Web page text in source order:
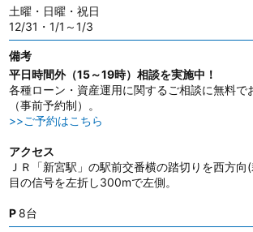
土曜・日曜・祝日
12/31・1/1～1/3
備考
平日時間外（15～19時）相談を実施中！
各種ローン・資産運用に関するご相談に無料で
（事前予約制）。
>>ご予約はこちら
アクセス
ＪＲ「新宮駅」の駅前交番横の踏切りを西方向
目の信号を左折し300mで左側。
P 8台